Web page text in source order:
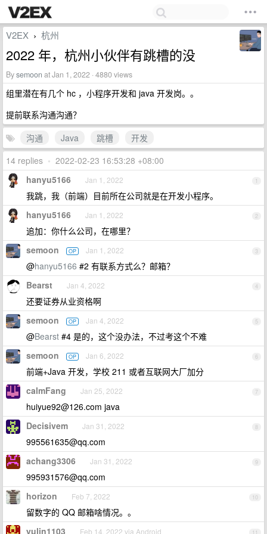
V2EX › 杭州
2022 年，杭州小伙伴有跳槽的没
Bysemoon at Jan 1, 2022 · 4880 views
组里潜在有几个 hc ，小程序开发和 java 开发岗。。
提前联系沟通沟通？
沟通
Java 跳槽
开发
14 replies • 2022-02-23 16:53:28 +08:00
1
hanyu5166 Jan 1, 2022
我跳，我（前端）目前所在公司就是在开发小程序。
2
hanyu5166 Jan 1, 2022
追加：你什么公司，在哪里？
3
semoon OP Jan 1, 2022
@hanyu5166 #2 有联系方式么？邮箱？
4
Bearst Jan 4, 2022
还要证券从业资格啊
5
semoon OP Jan 4, 2022
@Bearst #4 是的，这个没办法，不过考这个不难
6
semoon OP Jan 6, 2022
前端+Java 开发，学校 211 或者互联网大厂加分
7
calmFang Jan 25, 2022
huiyue92@126.com java
8
Decisivem Jan 31, 2022
995561635@qq.com
9
achang3306 Jan 31, 2022
995931576@qq.com
10
horizon Feb 7, 2022
留数字的 QQ 邮箱啥情况。。
yulin1103 Feb 14, 2022 via Android